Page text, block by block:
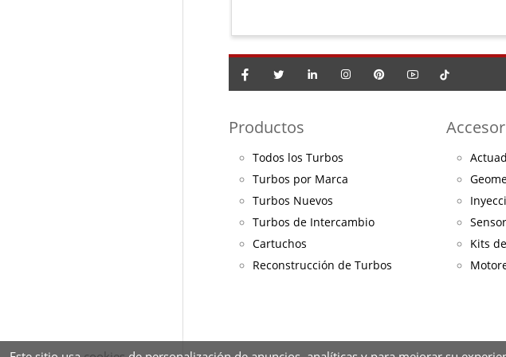
Productos
Todos los Turbos
Turbos por Marca
Turbos Nuevos
Turbos de Intercambio
Cartuchos
Reconstrucción de Turbos
Kits